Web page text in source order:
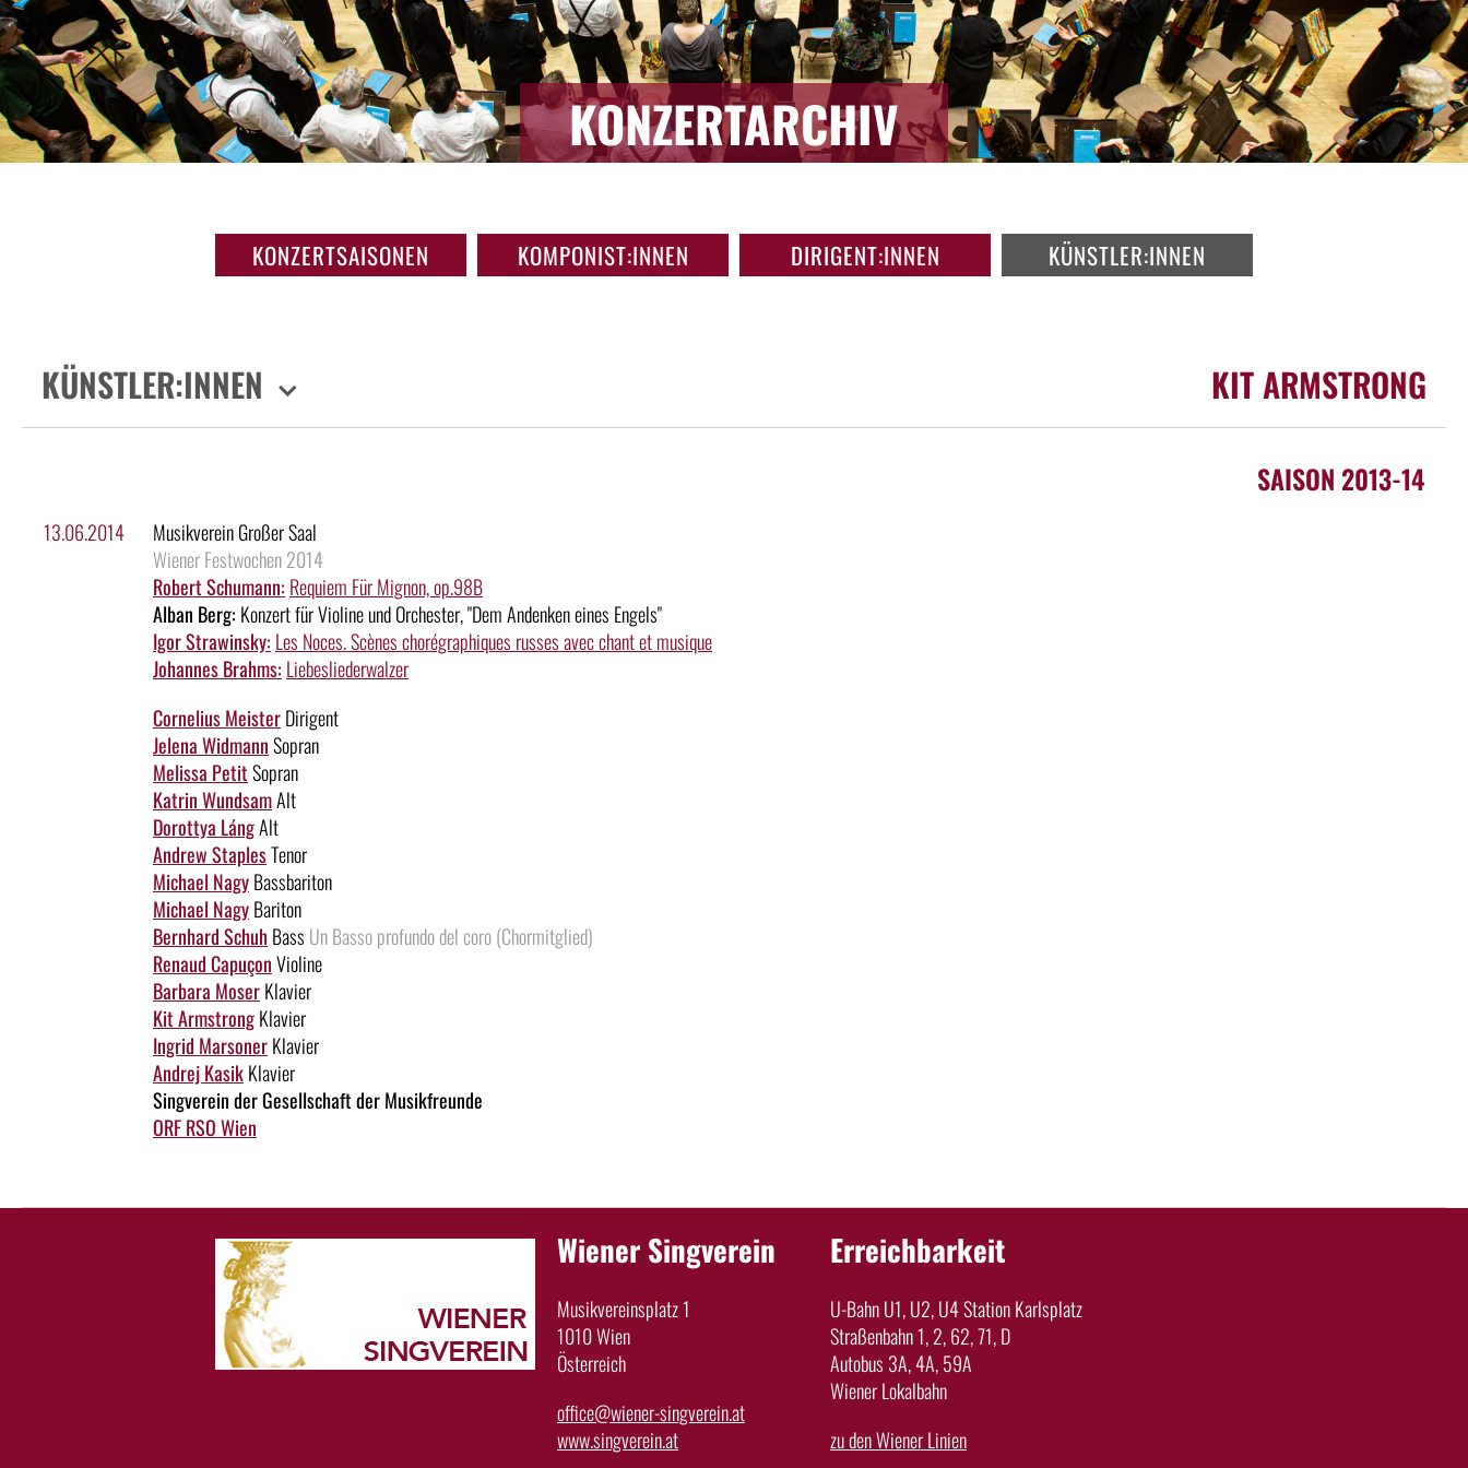
KONZERTARCHIV
KONZERTSAISONEN KOMPONIST:INNEN DIRIGENT:INNEN KÜNSTLER:INNEN
KÜNSTLER:INNEN KIT ARMSTRONG
SAISON 2013-14
13.06.2014
Musikverein Großer Saal
Wiener Festwochen 2014
Robert Schumann: Requiem Für Mignon, op.98B
Alban Berg: Konzert für Violine und Orchester, "Dem Andenken eines Engels"
Igor Strawinsky: Les Noces. Scènes chorégraphiques russes avec chant et musique
Johannes Brahms: Liebesliederwalzer
Cornelius MeisterDirigent
Jelena WidmannSopran
Melissa PetitSopran
Katrin WundsamAlt
Dorottya LángAlt
Andrew StaplesTenor
Michael NagyBassbariton
Michael NagyBariton
Bernhard SchuhBass Un Basso profundo del coro (Chormitglied)
Renaud CapuçonVioline
Barbara MoserKlavier
Kit ArmstrongKlavier
Ingrid MarsonerKlavier
Andrej KasikKlavier
Singverein der Gesellschaft der Musikfreunde
ORF RSO Wien
Wiener Singverein
Musikvereinsplatz 1
1010 Wien
Österreich
office@wiener-singverein.at
www.singverein.at
Erreichbarkeit
U-Bahn U1, U2, U4 Station Karlsplatz
Straßenbahn 1, 2, 62, 71, D
Autobus 3A, 4A, 59A
Wiener Lokalbahn
zu den Wiener Linien